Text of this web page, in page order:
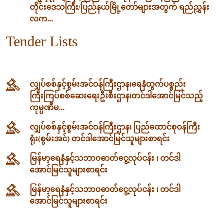
တိုင်းဒေသကြီး/ပြည်နယ်မြို့တော်များအတွက် ရည်ညွှန်း
လက...
Tender Lists
လျှပ်စစ်နှင့်စွမ်းအင်ဝန်ကြီးဌာန၊‌ရေနံထွက်ပစ္စည်း
ကြီးကြပ်စစ်ဆေးရေးဦးစီးဌာန၊တင်ဒါအောင်မြင်သည့်
ကုမ္ပဏီမ...
လျှပ်စစ်နှင့်စွမ်းအင်ဝန်ကြီးဌာန၊ ပြည်ထောင်စုဝန်ကြီး
ရုံး(စွမ်းအင်) တင်ဒါအောင်မြင်သူများစာရင်း
မြန်မာ့ရေနံနှင့်သဘာဝဓာတ်ငွေ့လုပ်ငန်း ၊ တင်ဒါ
အောင်မြင်သူများစာရင်း
မြန်မာ့ရေနံနှင့်သဘာဝဓာတ်ငွေ့လုပ်ငန်း ၊ တင်ဒါ
အောင်မြင်သူများစာရင်း